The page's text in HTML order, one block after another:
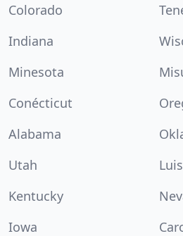
Colorado
Indiana
Minesota
Conécticut
Alabama
Utah
Kentucky
Iowa